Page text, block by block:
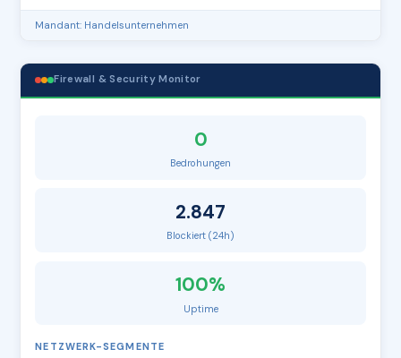
Mandant: Handelsunternehmen
Firewall & Security Monitor
0
Bedrohungen
2.847
Blockiert (24h)
100%
Uptime
NETZWERK-SEGMENTE